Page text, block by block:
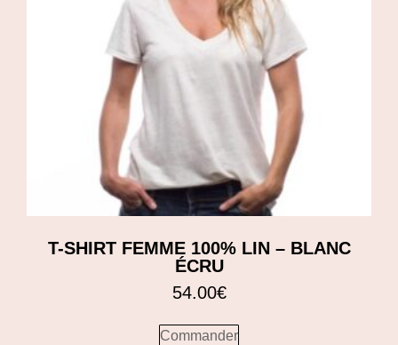
T-SHIRT FEMME 100% LIN – BLANC
ÉCRU
54.00€
Commander